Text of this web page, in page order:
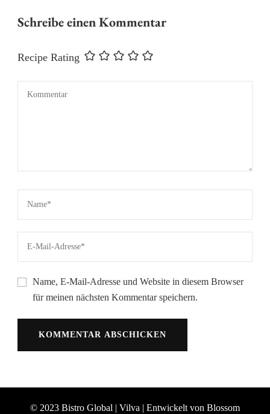
Schreibe einen Kommentar
Recipe Rating
Name, E-Mail-Adresse und Website in diesem Browser
für meinen nächsten Kommentar speichern.
© 2023 Bistro Global | Vilva | Entwickelt von Blossom